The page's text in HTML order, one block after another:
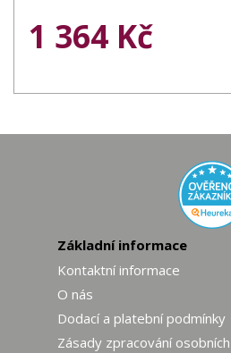
1 364 Kč
Základní informace
Kontaktní informace
O nás
Dodací a platební podmínky
Zásady zpracování